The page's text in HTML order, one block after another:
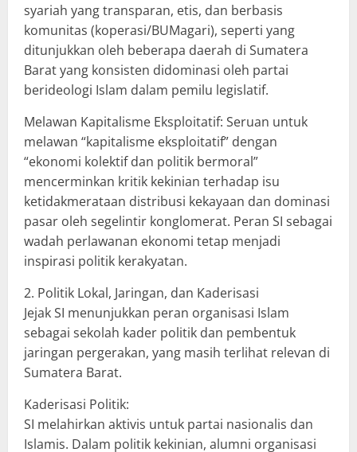
syariah yang transparan, etis, dan berbasis
komunitas (koperasi/BUMagari), seperti yang
ditunjukkan oleh beberapa daerah di Sumatera
Barat yang konsisten didominasi oleh partai
berideologi Islam dalam pemilu legislatif.
​Melawan Kapitalisme Eksploitatif: Seruan untuk
melawan “kapitalisme eksploitatif” dengan
“ekonomi kolektif dan politik bermoral”
mencerminkan kritik kekinian terhadap isu
ketidakmerataan distribusi kekayaan dan dominasi
pasar oleh segelintir konglomerat. Peran SI sebagai
wadah perlawanan ekonomi tetap menjadi
inspirasi politik kerakyatan.
​2. Politik Lokal, Jaringan, dan Kaderisasi
​Jejak SI menunjukkan peran organisasi Islam
sebagai sekolah kader politik dan pembentuk
jaringan pergerakan, yang masih terlihat relevan di
Sumatera Barat.
​Kaderisasi Politik:
SI melahirkan aktivis untuk partai nasionalis dan
Islamis. Dalam politik kekinian, alumni organisasi